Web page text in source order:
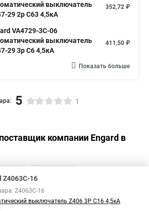
выключатель
29 2р C63 4,5кА
352,72 ₽
VA4729-3С-06
выключатель
29 3р C6 4,5кА
411,50 ₽
Показать больше
5 1
компании Engard в
Z4063C-16
Z4063C-16
выключатель Z406 3Р C16 4,5кА